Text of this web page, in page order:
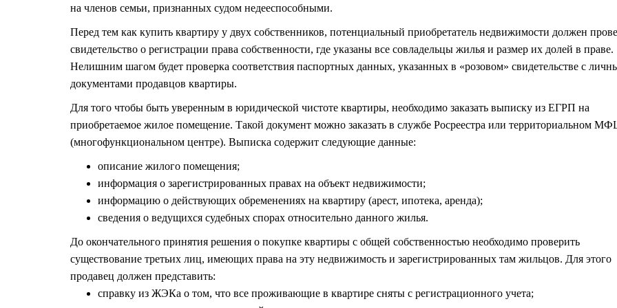
на членов семьи, признанных судом недееспособными.
Перед тем как купить квартиру у двух собственников, потенциальный приобретатель недвижимости должен
свидетельство о регистрации права собственности, где указаны все совладельцы жилья и размер их долей в праве.
Нелишним шагом будет проверка соответствия паспортных данных, указанных в «розовом» свидетельстве с
документами продавцов квартиры.
Для того чтобы быть уверенным в юридической чистоте квартиры, необходимо заказать выписку из ЕГРП на
приобретаемое жилое помещение. Такой документ можно заказать в службе Росреестра или территориальном
(многофункциональном центре). Выписка содержит следующие данные:
описание жилого помещения;
информация о зарегистрированных правах на объект недвижимости;
информацию о действующих обременениях на квартиру (арест, ипотека, аренда);
сведения о ведущихся судебных спорах относительно данного жилья.
До окончательного принятия решения о покупке квартиры с общей собственностью необходимо проверить
существование третьих лиц, имеющих права на эту недвижимость и зарегистрированных там жильцов. Для этого
продавец должен представить:
справку из ЖЭКа о том, что все проживающие в квартире сняты с регистрационного учета;